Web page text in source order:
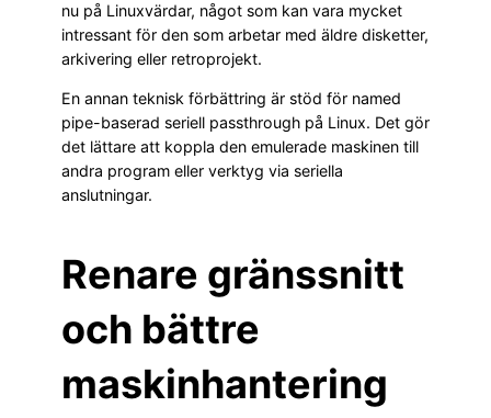
nu på Linuxvärdar, något som kan vara mycket
intressant för den som arbetar med äldre disketter,
arkivering eller retroprojekt.
En annan teknisk förbättring är stöd för named
pipe-baserad seriell passthrough på Linux. Det gör
det lättare att koppla den emulerade maskinen till
andra program eller verktyg via seriella
anslutningar.
Renare gränssnitt
och bättre
maskinhantering